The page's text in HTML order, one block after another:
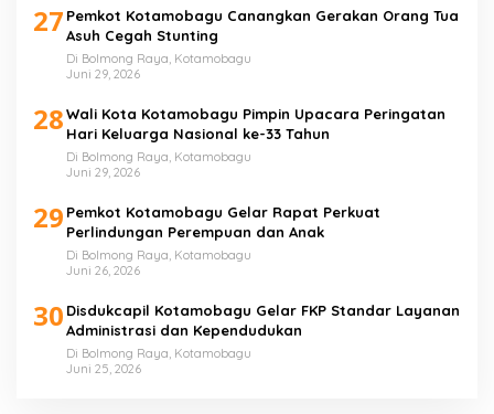
27 Pemkot Kotamobagu Canangkan Gerakan Orang Tua
Asuh Cegah Stunting
Di Bolmong Raya, Kotamobagu
Juni 29, 2026
28Wali Kota Kotamobagu Pimpin Upacara Peringatan
Hari Keluarga Nasional ke-33 Tahun
Di Bolmong Raya, Kotamobagu
Juni 29, 2026
29 Pemkot Kotamobagu Gelar Rapat Perkuat
Perlindungan Perempuan dan Anak
Di Bolmong Raya, Kotamobagu
Juni 26, 2026
30 Disdukcapil Kotamobagu Gelar FKP Standar Layanan
Administrasi dan Kependudukan
Di Bolmong Raya, Kotamobagu
Juni 25, 2026